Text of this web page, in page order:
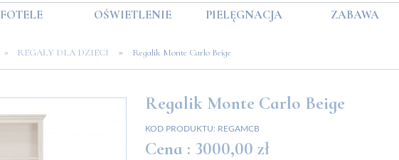
FOTELE OŚWIETLENIE PIELĘGNACJA ZABAWA
» REGAŁY DLA DZIECI » Regalik Monte Carlo Beige
Regalik Monte Carlo Beige
KOD PRODUKTU: REGAMCB
Cena : 3000,00 zł